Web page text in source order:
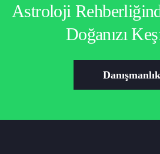
Astroloji
Doğanızı
Danışmanlık